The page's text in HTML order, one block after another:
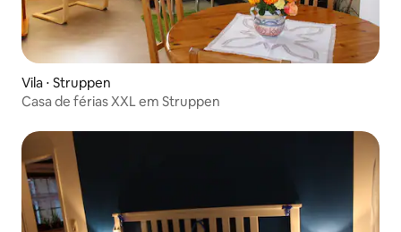
Vila ⋅ Struppen
Casa de férias XXL em Struppen